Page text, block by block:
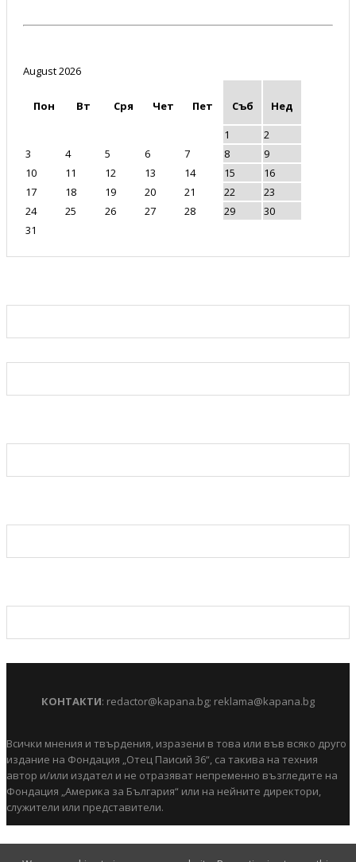
August 2026
Пон Вт Сря Чет Пет Съб
Нед
1
2
3
4 5 6 7 8
9
10
11 12 13 14 15
16
17
18 19 20 21 22
23
24
25 26 27 28 29
30
31
КОНТАКТИ: redactor@kapana.bg; reklama@kapana.bg
Всички мнения и твърдения, изразени в това или във всяко друго
издание на Фондация „Отец Паисий 36“, са такива на техния
автор и/или издател и не отразяват непременно възгледите на
Фондация „Америка за България“ или на нейните директори,
служители или представители.